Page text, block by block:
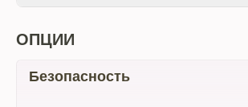
ОПЦИИ
Безопасность